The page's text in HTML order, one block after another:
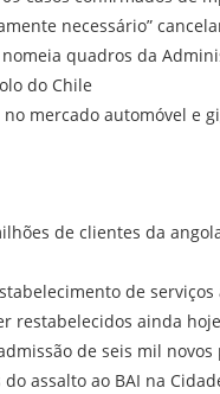
necessário”
quadros da
do Chile
mercado automóvel e
de clientes da
de
restabelecidos ainda
de seis mil novos
assalto ao BAI na